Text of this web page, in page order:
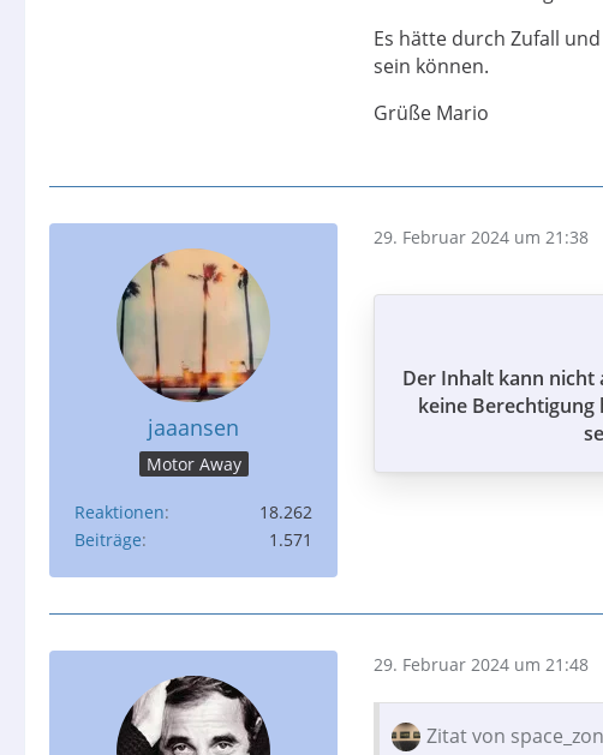
Es hätte durch Zufall
sein können.
Grüße Mario
jaaansen
Motor Away
Reaktionen
18.262
Beiträge
1.571
29. Februar 2024 um 21:38
Der Inhalt kann nicht
keine Berechtigung
29. Februar 2024 um 21:48
Zitat von